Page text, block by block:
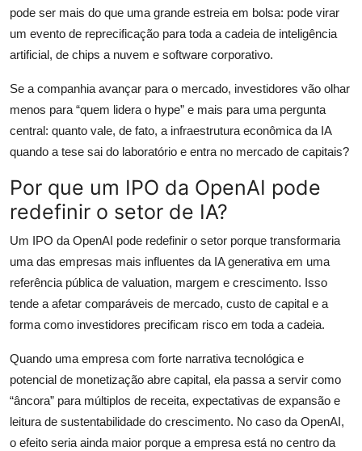
Investimentos
Seguro de Vida
Motores do Brasil
pode ser mais do que uma grande estreia em bolsa: pode virar
um evento de reprecificação para toda a cadeia de inteligência
artificial, de chips a nuvem e software corporativo.
Se a companhia avançar para o mercado, investidores vão olhar
menos para “quem lidera o hype” e mais para uma pergunta
central: quanto vale, de fato, a infraestrutura econômica da IA
quando a tese sai do laboratório e entra no mercado de capitais?
Por que um IPO da OpenAI pode
redefinir o setor de IA?
Um IPO da OpenAI pode redefinir o setor porque transformaria
uma das empresas mais influentes da IA generativa em uma
referência pública de valuation, margem e crescimento. Isso
tende a afetar comparáveis de mercado, custo de capital e a
forma como investidores precificam risco em toda a cadeia.
Quando uma empresa com forte narrativa tecnológica e
potencial de monetização abre capital, ela passa a servir como
“âncora” para múltiplos de receita, expectativas de expansão e
leitura de sustentabilidade do crescimento. No caso da OpenAI,
o efeito seria ainda maior porque a empresa está no centro da